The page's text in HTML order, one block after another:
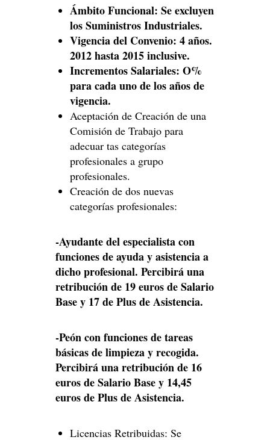
Ámbito Funcional: Se excluyen
los Suministros Industriales.
Vigencia del Convenio: 4 años.
2012 hasta 2015 inclusive.
Incrementos Salariales: O%
para cada uno de los años de
vigencia.
Aceptación de Creación de una
Comisión de Trabajo para
adecuar tas categorías
profesionales a grupo
profesionales.
Creación de dos nuevas
categorías profesionales:
-Ayudante del especialista con
funciones de ayuda y asistencia a
dichoprofesional. Percibirá una
retribución de 19 euros de Salario
Base y 17 de Plus de Asistencia.
-Peón con funciones de tareas
básicas de limpieza y recogida.
Percibiráuna retribución de 16
euros de Salario Base y 14,45
euros de Plus deAsistencia.
Licencias Retribuidas: Se